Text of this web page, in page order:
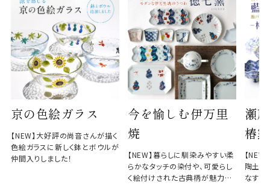
京の色絵ガラス
【NEW】大好評の尚音さんが描く
色絵ガラスに新しく鉢とボウルが
仲間入りしました！
今を愉しむ伊万里
焼
【NEW】暮らしに馴染みやすい柔
らかなタッチの染付や、可愛らし
く絵付けされた古典柄が魅力の
瀬
椿窯
【
陶土と
なす、